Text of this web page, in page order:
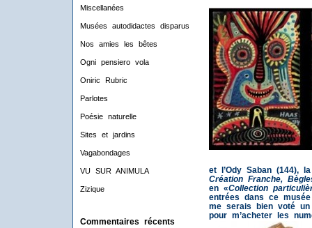
Miscellanées
Musées autodidactes disparus
Nos amies les bêtes
Ogni pensiero vola
Oniric Rubric
Parlotes
Poésie naturelle
Sites et jardins
Vagabondages
VU SUR ANIMULA
Zizique
Commentaires récents
et l’Ody Saban (144),
Création Franche,
en «Collection
entrées dans ce
me serais bien voté
pour m’acheter les